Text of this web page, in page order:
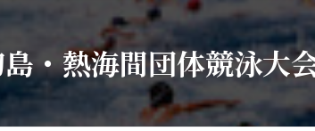
・熱海間団体競泳大